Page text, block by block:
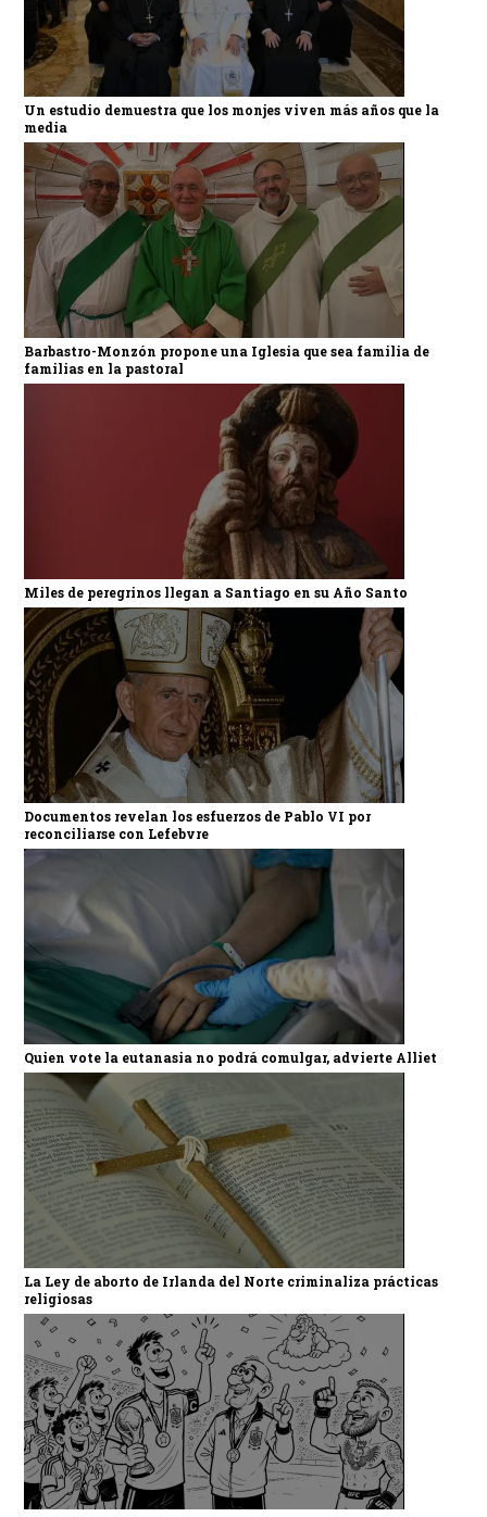
Un estudio demuestra que los monjes viven más años que la
media
Barbastro-Monzón propone una Iglesia que sea familia de
familias en la pastoral
Miles de peregrinos llegan a Santiago en su Año Santo
Documentos revelan los esfuerzos de Pablo VI por
reconciliarse con Lefebvre
Quien vote la eutanasia no podrá comulgar, advierte Alliet
La Ley de aborto de Irlanda del Norte criminaliza prácticas
religiosas